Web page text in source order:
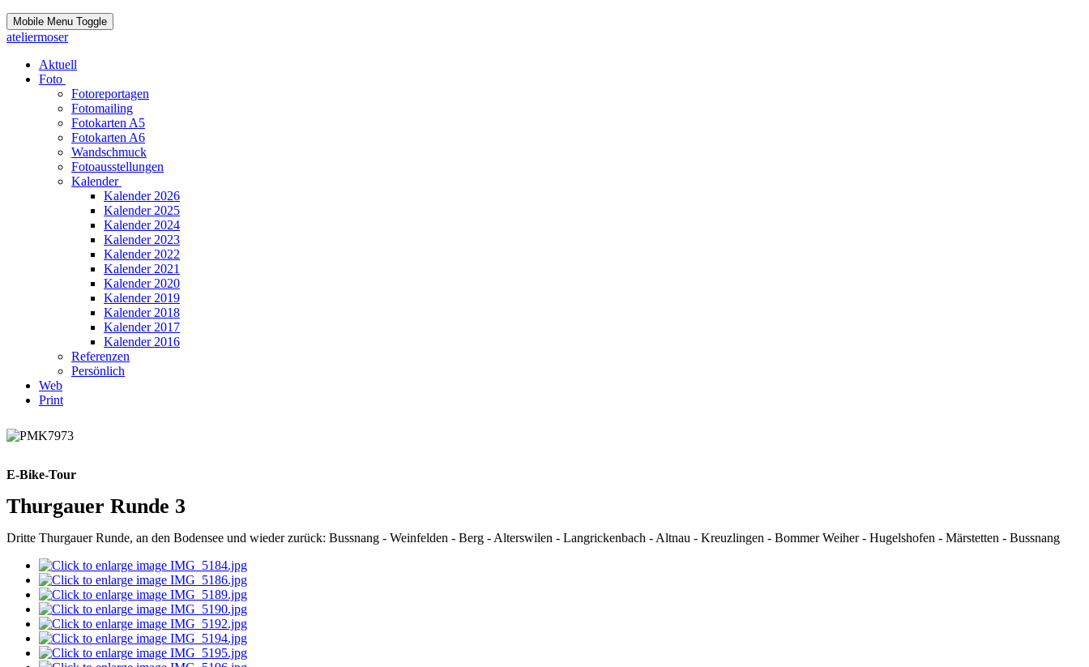
Mobile Menu Toggle
ateliermoser
Aktuell
Foto
Fotoreportagen
Fotomailing
Fotokarten A5
Fotokarten A6
Wandschmuck
Fotoausstellungen
Kalender
Kalender 2026
Kalender 2025
Kalender 2024
Kalender 2023
Kalender 2022
Kalender 2021
Kalender 2020
Kalender 2019
Kalender 2018
Kalender 2017
Kalender 2016
Referenzen
Persönlich
Web
Print
E-Bike-Tour
Thurgauer Runde 3
Dritte Thurgauer Runde, an den Bodensee und wieder zurück: Bussnang - Weinfelden - Berg - Alterswilen - Langrickenbach - Altnau - Kreuzlingen - Bommer Weiher - Hugelshofen - Märstetten - Bussnang